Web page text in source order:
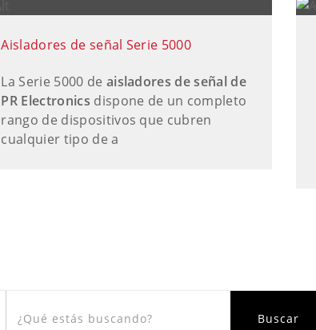
Aisladores de señal Serie 5000
La Serie 5000 de aisladores de señal de
PR Electronics dispone de un completo
rango de dispositivos que cubren
cualquier tipo de a